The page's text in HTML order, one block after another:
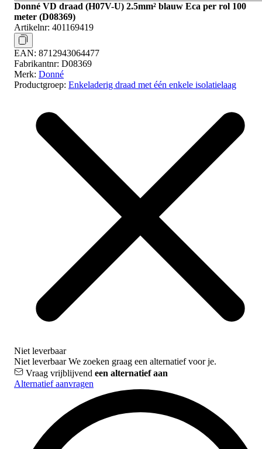
Donné VD draad (H07V-U) 2.5mm² blauw Eca per rol 100
meter (D08369)
Artikelnr: 401169419
EAN: 8712943064477
Fabrikantnr: D08369
Merk: Donné
Productgroep: Enkeladerig draad met één enkele isolatielaag
Niet leverbaar
Niet leverbaarWe zoeken graag een alternatief voor je.
Vraag vrijblijvend een alternatief aan
Alternatief aanvragen